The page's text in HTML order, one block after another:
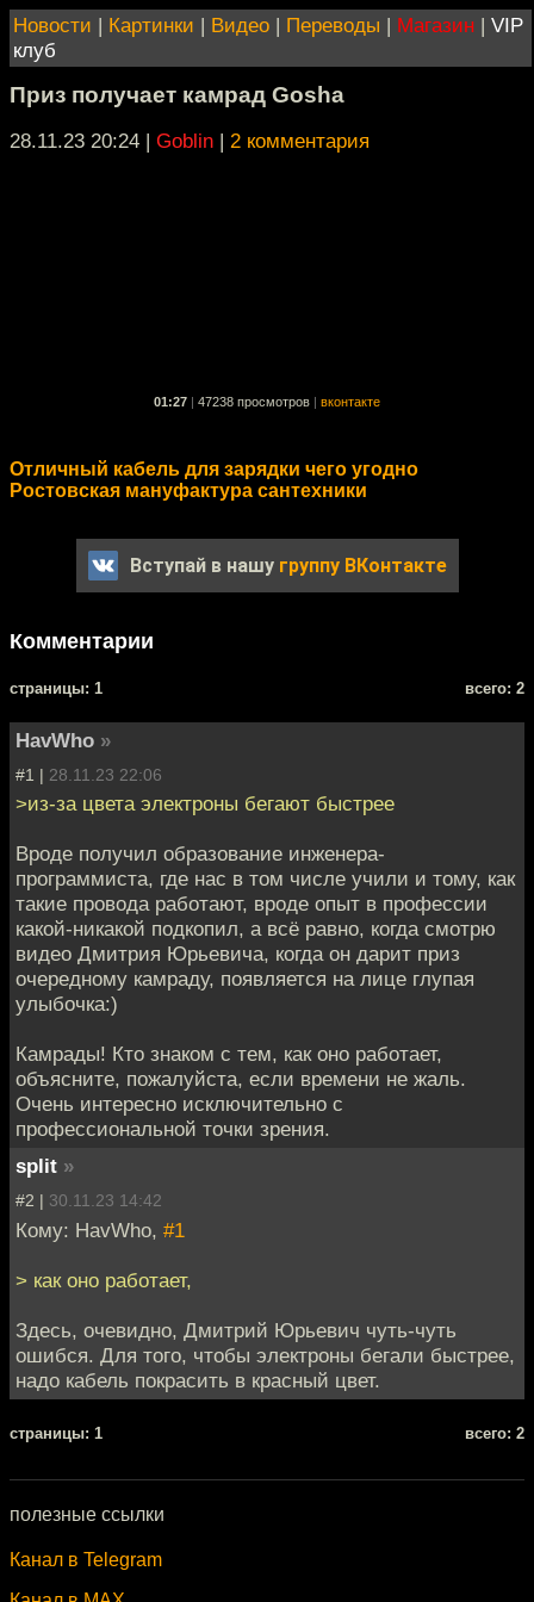
Новости | Картинки | Видео | Переводы | Магазин | VIP
клуб
Приз получает камрад Gosha
28.11.23 20:24 | Goblin | 2 комментария
01:27 47238 просмотров вконтакте
Отличный кабель для зарядки чего угодно
Ростовская мануфактура сантехники
Вступай в нашу группу ВКонтакте
Комментарии
cтраницы: 1 всего: 2
HavWho »
#1 | 28.11.23 22:06
>из-за цвета электроны бегают быстрее
Вроде получил образование инженера-
программиста, где нас в том числе учили и тому, как
такие провода работают, вроде опыт в профессии
какой-никакой подкопил, а всё равно, когда смотрю
видео Дмитрия Юрьевича, когда он дарит приз
очередному камраду, появляется на лице глупая
улыбочка:)
Камрады! Кто знаком с тем, как оно работает,
объясните, пожалуйста, если времени не жаль.
Очень интересно исключительно с
профессиональной точки зрения.
split »
#2 | 30.11.23 14:42
Кому: HavWho, #1
> как оно работает,
Здесь, очевидно, Дмитрий Юрьевич чуть-чуть
ошибся. Для того, чтобы электроны бегали быстрее,
надо кабель покрасить в красный цвет.
cтраницы: 1 всего: 2
полезные ссылки
Канал в Telegram